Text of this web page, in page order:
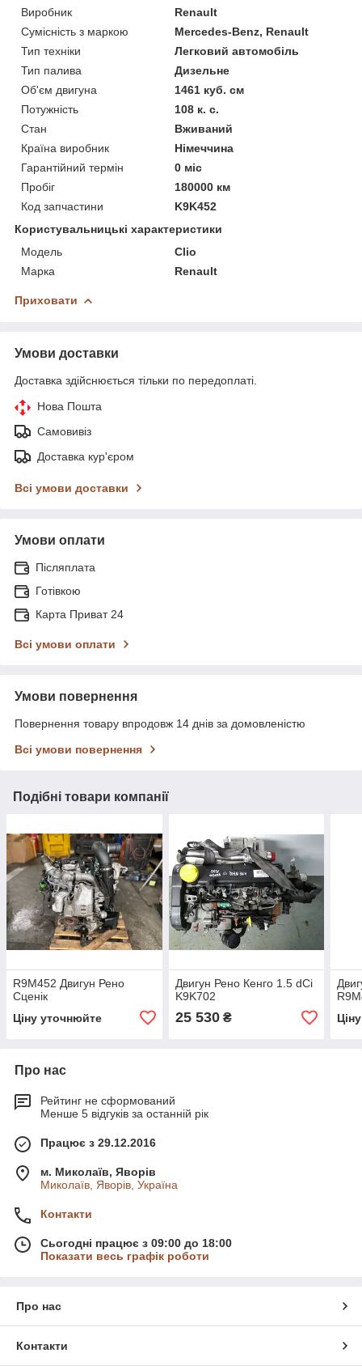
Виробник
Renault
Сумісність з маркою
Mercedes-Benz, Renault
Тип техніки
Легковий автомобіль
Тип палива
Дизельне
Об'єм двигуна
1461 куб. см
Потужність
108 к. с.
Стан
Вживаний
Країна виробник
Німеччина
Гарантійний термін
0 міс
Пробіг
180000 км
Код запчастини
K9K452
Користувальницькі характеристики
Модель
Clio
Марка
Renault
Приховати
Умови доставки
Доставка здійснюється тільки по передоплаті.
Нова Пошта
Самовивіз
Доставка кур'єром
Всі умови доставки
Умови оплати
Післяплата
Готівкою
Карта Приват 24
Всі умови оплати
Умови повернення
Повернення товару впродовж 14 днів за домовленістю
Всі умови повернення
Подібні товари компанії
R9M452 Двигун Рено
Сценік
Ціну уточнюйте
Двигун Рено Кенго 1.5 dCi
K9K702
25 530₴
Про нас
Рейтинг не сформований
Менше 5 відгуків за останній рік
Працює з 29.12.2016
м. Миколаїв, Яворів
Миколаїв, Яворів, Україна
Контакти
Сьогодні працює з 09:00 до 18:00
Показати весь графік роботи
Про нас
Контакти